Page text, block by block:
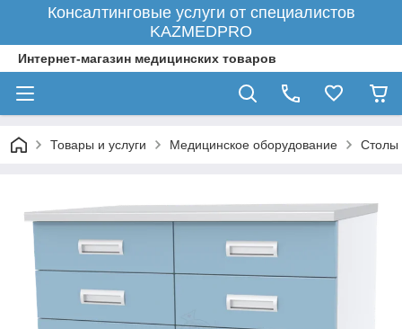
Консалтинговые услуги от специалистов
KAZMEDPRO
Интернет-магазин медицинских товаров
Товары и услуги Медицинское оборудование Столы